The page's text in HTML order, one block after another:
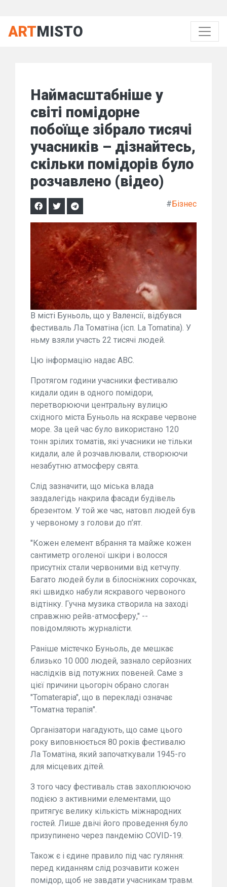
ARTMISTO
Наймасштабніше у
світі помідорне
побоїще зібрало тисячі
учасників – дізнайтесь,
скільки помідорів було
розчавлено (відео)
#Бізнес
В місті Буньоль, що у Валенсії, відбувся
фестиваль Ла Томатіна (ісп. La Tomatina). У
ньму взяли участь 22 тисячі людей.
Цю інформацію надає АВС.
Протягом години учасники фестивалю
кидали один в одного помідори,
перетворюючи центральну вулицю
східного міста Буньоль на яскраве червоне
море. За цей час було використано 120
тонн зрілих томатів, які учасники не тільки
кидали, але й розчавлювали, створюючи
незабутню атмосферу свята.
Слід зазначити, що міська влада
заздалегідь накрила фасади будівель
брезентом. У той же час, натовп людей був
у червоному з голови до п’ят.
"Кожен елемент вбрання та майже кожен
сантиметр оголеної шкіри і волосся
присутніх стали червоними від кетчупу.
Багато людей були в білосніжних сорочках,
які швидко набули яскравого червоного
відтінку. Гучна музика створила на заході
справжню рейв-атмосферу," --
повідомляють журналісти.
Раніше містечко Буньоль, де мешкає
близько 10 000 людей, зазнало серйозних
наслідків від потужних повеней. Саме з
цієї причини цьогоріч обрано слоган
"Tomaterapia", що в перекладі означає
"Томатна терапія".
Організатори нагадують, що саме цього
року виповнюється 80 років фестивалю
Ла Томатіна, який започаткували 1945-го
для місцевих дітей.
З того часу фестиваль став захоплюючою
подією з активними елементами, що
притягує велику кількість міжнародних
гостей. Лише двічі його проведення було
призупинено через пандемію COVID-19.
Також є і єдине правило під час гуляння:
перед киданням слід розчавити кожен
помідор, щоб не завдати учасникам травм.